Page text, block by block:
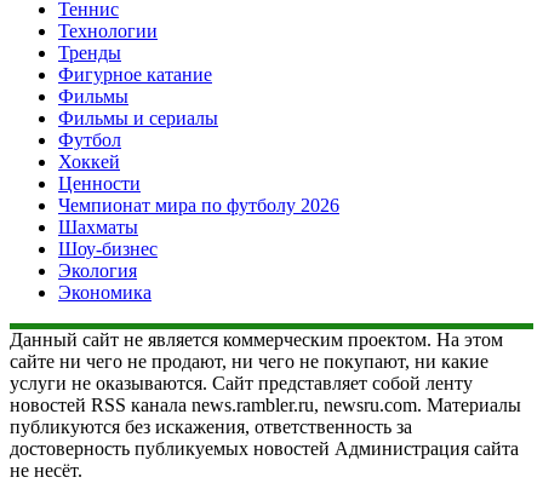
Теннис
Технологии
Тренды
Фигурное катание
Фильмы
Фильмы и сериалы
Футбол
Хоккей
Ценности
Чемпионат мира по футболу 2026
Шахматы
Шоу-бизнес
Экология
Экономика
Данный сайт не является коммерческим проектом. На этом
сайте ни чего не продают, ни чего не покупают, ни какие
услуги не оказываются. Сайт представляет собой ленту
новостей RSS канала news.rambler.ru, newsru.com. Материалы
публикуются без искажения, ответственность за
достоверность публикуемых новостей Администрация сайта
не несёт.